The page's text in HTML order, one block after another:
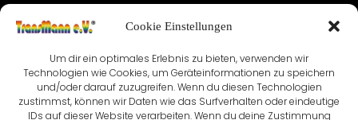
Cookie Einstellungen
Um dir ein optimales Erlebnis zu bieten, verwenden wir
Technologien wie Cookies, um Geräteinformationen zu speichern
und/oder darauf zuzugreifen. Wenn du diesen Technologien
zustimmst, können wir Daten wie das Surfverhalten oder eindeutige
IDs auf dieser Website verarbeiten. Wenn du deine Zustimmung
IMPRESSUM
VEREINSSATZUNG KONTAKT
COOKIE-RICHTLINIE (EU)